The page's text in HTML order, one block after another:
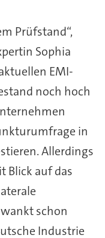
Prüfstand“,
Sophia
EMI-
noch hoch
in
Allerdings
Blick auf das
schon
Industrie